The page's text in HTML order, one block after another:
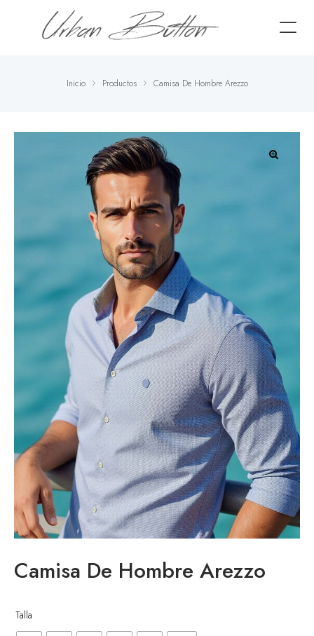
Inicio Productos Camisa De Hombre Arezzo
Camisa De Hombre Arezzo
Talla